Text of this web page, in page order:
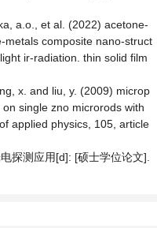
a.o., et al. (2022) acetone-
composite nano-struct
ir-radiation. thin solid film
x. and liu, y. (2009) microp
single zno microrods with
applied physics, 105, article
探测应用[d]: [硕士学位论文].